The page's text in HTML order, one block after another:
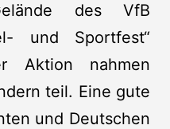
des VfB
und Sportfest“
Aktion nahmen
teil. Eine gute
und Deutschen